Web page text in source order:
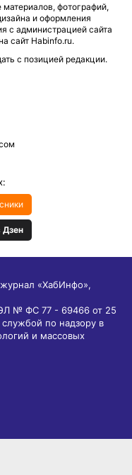
фотографий,
и оформления
с администрацией сайта
сайт Habinfo.ru.
с позицией редакции.
Дзен
«ХабИнфо»,
№ ФС 77 - 69466 от 25
по надзору в
и массовых